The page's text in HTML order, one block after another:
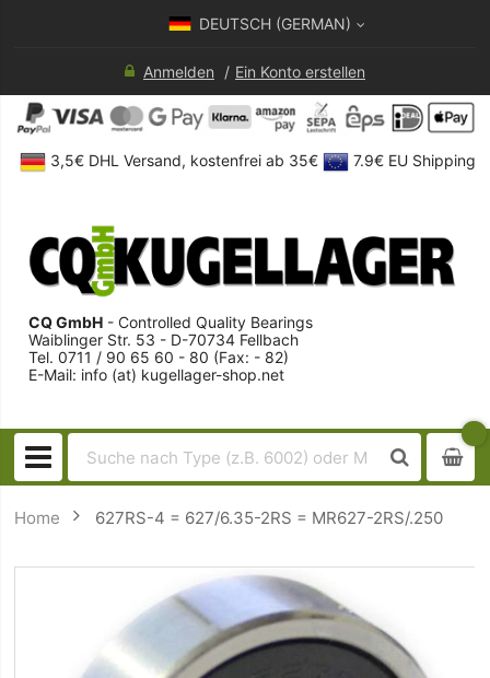
DEUTSCH (GERMAN)
Anmelden Ein Konto erstellen
3,5€ DHL Versand, kostenfrei ab 35€ 7.9€ EU Shipping
CQ GmbH - Controlled Quality Bearings
Waiblinger Str. 53 - D-70734 Fellbach
Tel. 0711 / 90 65 60 - 80 (Fax: - 82)
E-Mail: info (at) kugellager-shop.net
Home 627RS-4 = 627/6.35-2RS = MR627-2RS/.250